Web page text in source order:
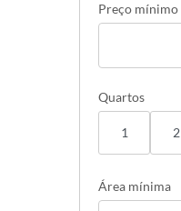
Preço mínimo
Quartos
1 2
Área mínima